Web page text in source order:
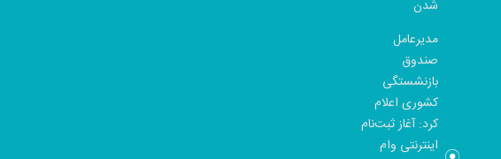
شدن
مدیرعامل
صندوق
بازنشستگی
کشوری اعلام
کرد: آغاز ثبت‌نام
اینترنتی وام